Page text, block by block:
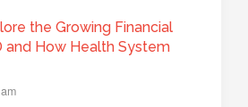
the Growing Financial
and How Health System